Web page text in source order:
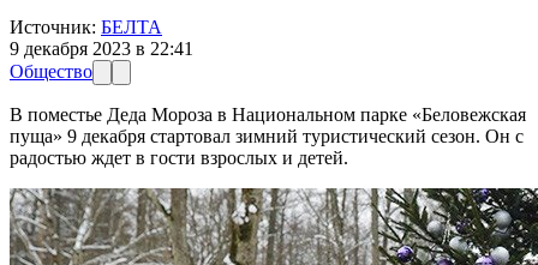
Источник: БЕЛТА
9 декабря 2023 в 22:41
Общество
В поместье Деда Мороза в Национальном парке «Беловежская
пуща» 9 декабря стартовал зимний туристический сезон. Он с
радостью ждет в гости взрослых и детей.